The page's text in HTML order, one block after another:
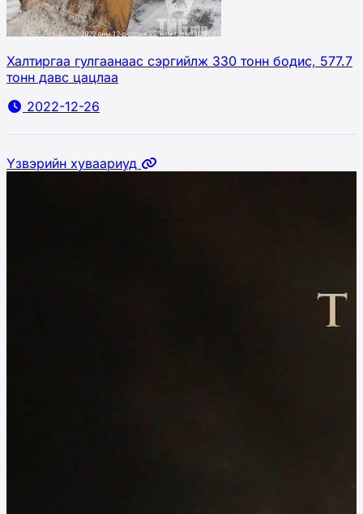
Халтиргаа гулгаанаас сэргийлж 330 тонн бодис, 577.7
тонн давс цацлаа
2022-12-26
Үзвэрийн хуваариуд